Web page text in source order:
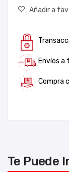
Añadir a
Envíos a
Compra
Te Puede